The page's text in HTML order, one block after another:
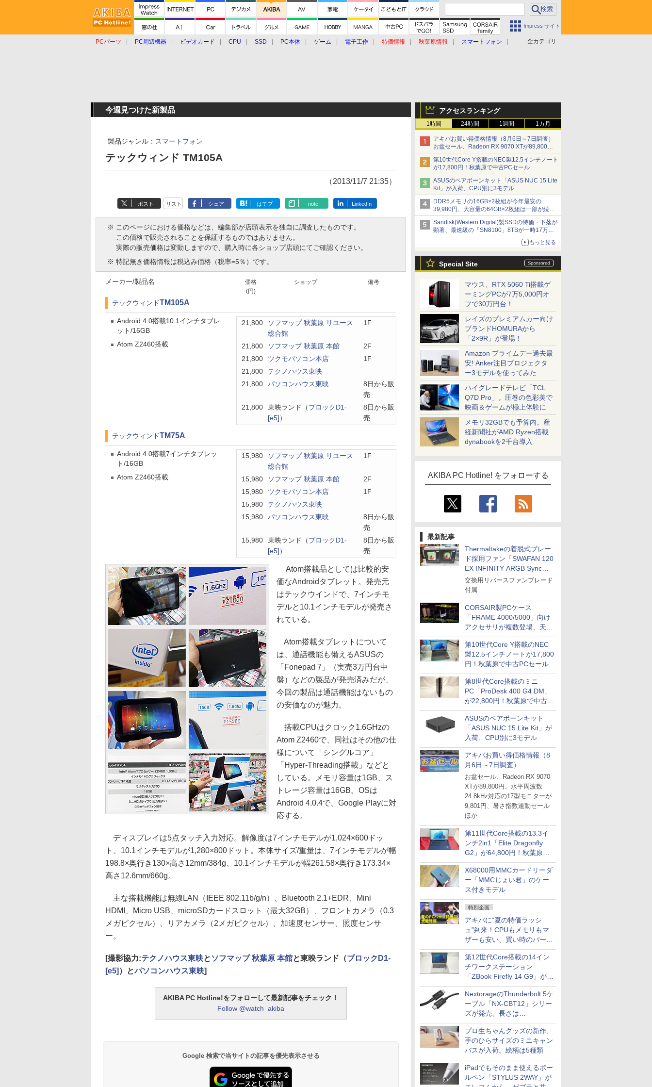
Impress サイト
全カテゴリ
PCパーツ PC周辺機器 ビデオカード CPU SSD PC本体 ゲーム 電子工作 特価情報 秋葉原情報
スマートフォン
アクセスランキング
1時間 24時間 1週間 1カ月
アキバお買い得価格情報（8月6日～7日調査）
お盆セール、Radeon RX 9070 XTが89,800
円、水平周波数24.8kHz対応の17型モニターが
9,801円、暑さ指数連動セール ほか
第10世代Core Y搭載のNEC製12.5インチノート
が17,800円！秋葉原で中古PCセール
ASUSのベアボーンキット「ASUS NUC 15 Lite
Kit」が入荷、CPU別に3モデル
DDR5メモリの16GB×2枚組が今年最安の
39,980円、大容量の64GB×2枚組は一部が続騰
[8月前半のメモリ価格]
Sandisk(Western Digital)製SSDの特価・下落が
顕著、最速級の「SN8100」8TBが一時17万円
もっと見る
Special Site
マウス、RTX 5060 Ti搭載ゲ
ーミングPCが7万5,000円オ
フで30万円台！
レイズのプレミアムカー向け
ブランドHOMURAから
「2×9R」が登場！
Amazon プライムデー過去最
安! Anker注目プロジェクタ
ー3モデルを使ってみた
ハイグレードテレビ「TCL
Q7D Pro」。圧巻の色彩美で
映画＆ゲームが極上体験に
メモリ32GBでも予算内。産
経新聞社がAMD Ryzen搭載
dynabookを2千台導入
AKIBA PC Hotline! をフォローする
最新記事
Thermaltakeの着脱式ブレー
ド採用ファン「SWAFAN 120
EX INFINITY ARGB Sync」
に単品パッケージ
交換用リバースファンブレード
付属
CORSAIR製PCケース
「FRAME 4000/5000」向け
アクセサリが複数登場、天然
木製パネルや背面コネクタ対
応トレイなど
第10世代Core Y搭載のNEC
製12.5インチノートが17,800
円！秋葉原で中古PCセール
第8世代Core搭載のミニ
PC「ProDesk 400 G4 DM」
が22,800円！秋葉原で中古
PCセール
ASUSのベアボーンキット
「ASUS NUC 15 Lite Kit」が
入荷、CPU別に3モデル
アキバお買い得価格情報（8
月6日～7日調査）
お盆セール、Radeon RX 9070
XTが89,800円、水平周波数
24.8kHz対応の17型モニターが
9,801円、暑さ指数連動セール
ほか
第11世代Core搭載の13.3イ
ンチ2in1「Elite Dragonfly
G2」が64,800円！秋葉原で
中古PCセール
X68000用MMCカードリーダ
ー「MMCじょい君」のケー
ス付きモデル
特別企画
アキバに“夏の特価ラッシ
ュ”到来！CPUもメモリもマ
ザーも安い、買い時のパーツ
は？【8月7日(金)22時配信】
第12世代Core搭載の14イン
チワークステーション
「ZBook Firefly 14 G9」が
79,800円！秋葉原で中古PC
セール
NextorageのThunderbolt 5ケ
ーブル「NX-CBT12」シリー
ズが発売、長さは
30cm/50cm/1mの3種類
プロ生ちゃんグッズの新作、
手のひらサイズのミニキャン
バスが入荷。絵柄は5種類
iPadでもそのまま使えるボー
ルペン「STYLUS 2WAY」が
今週見つけた新製品
製品ジャンル： スマートフォン
テックウィンド TM105A
（2013/11/7 21:35）
ポスト リスト シェア はてブ note LinkedIn
※ このページにおける価格などは、編集部が店頭表示を独自に調査したものです。
この価格で販売されることを保証するものではありません。
実際の販売価格は変動しますので、購入時に各ショップ店頭にてご確認ください。
※ 特記無き価格情報は税込み価格（税率=5％）です。
価格
(円)
ショップ 備考
メーカー/製品名
テックウィンドTM105A
Android 4.0搭載10.1インチタブレ
ット/16GB
Atom Z2460搭載
21,800
ソフマップ 秋葉原 リユース
総合館
1F
21,800 ソフマップ 秋葉原 本館
2F
21,800
ツクモパソコン本店
1F
21,800
テクノハウス東映
21,800
パソコンハウス東映
8日から販
売
21,800
東映ランド（ ブロックD1-
[e5] ）
8日から販
売
テックウィンドTM75A
Android 4.0搭載7インチタブレッ
ト/16GB
Atom Z2460搭載
15,980
ソフマップ 秋葉原 リユース
総合館
1F
15,980 ソフマップ 秋葉原 本館
2F
15,980
ツクモパソコン本店
1F
15,980
テクノハウス東映
15,980
パソコンハウス東映
8日から販
売
15,980
東映ランド（ ブロックD1-
[e5] ）
8日から販
売
Atom搭載品としては比較的安
価なAndroidタブレット。発売元
はテックウインドで、7インチモ
デルと10.1インチモデルが発売さ
れている。
Atom搭載タブレットについて
は、通話機能も備えるASUSの
「Fonepad 7」（実売3万円台中
盤）などの製品が発売済みだが、
今回の製品は通話機能はないもの
の安価なのが魅力。
搭載CPUはクロック1.6GHzの
Atom Z2460で、同社はその他の仕
様について「シングルコア」
「Hyper-Threading搭載」などと
している。メモリ容量は1GB、ス
トレージ容量は16GB。OSは
Android 4.0.4で、Google Playに対
応する。
ディスプレイは5点タッチ入力対応。解像度は7インチモデルが1,024×600ドッ
ト、10.1インチモデルが1,280×800ドット。本体サイズ/重量は、7インチモデルが幅
198.8×奥行き130×高さ12mm/384g、10.1インチモデルが幅261.58×奥行き173.34×
高さ12.6mm/660g。
主な搭載機能は無線LAN（IEEE 802.11b/g/n）、Bluetooth 2.1+EDR、Mini
HDMI、Micro USB、microSDカードスロット（最大32GB）、フロントカメラ（0.3
メガピクセル）、リアカメラ（2メガピクセル）、加速度センサー、照度センサ
ー。
[撮影協力:テクノハウス東映と ソフマップ 秋葉原 本館と東映ランド（ブロックD1-
[e5] ）とパソコンハウス東映]
AKIBA PC Hotline!をフォローして最新記事をチェック！
Follow @watch_akiba
Google 検索で当サイトの記事を優先表示させる